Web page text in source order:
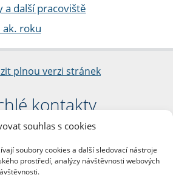
souhlas s cookies
soubory cookies a další sledovací nástroje
prostředí, analýzy návštěvnosti webových
a další pracoviště
roku
plnou verzi stránek
kontakty
fakulta
Jana Palacha 1/2
116 38 Praha 1